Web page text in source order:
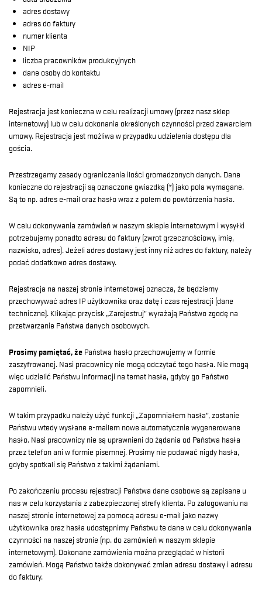
adres dostawy
adres do faktury
numer klienta
NIP
liczba pracowników produkcyjnych
dane osoby do kontaktu
adres e-mail
Rejestracja jest konieczna w celu realizacji umowy (przez nasz sklep
internetowy) lub w celu dokonania określonych czynności przed zawarciem
umowy. Rejestracja jest możliwa w przypadku udzielenia dostępu dla
gościa.
Przestrzegamy zasady ograniczania ilości gromadzonych danych. Dane
konieczne do rejestracji są oznaczone gwiazdką (*) jako pola wymagane.
Są to np. adres e-mail oraz hasło wraz z polem do powtórzenia hasła.
W celu dokonywania zamówień w naszym sklepie internetowym i wysyłki
potrzebujemy ponadto adresu do faktury (zwrot grzecznościowy, imię,
nazwisko, adres). Jeżeli adres dostawy jest inny niż adres do faktury, należy
podać dodatkowo adres dostawy.
Rejestracja na naszej stronie internetowej oznacza, że będziemy
przechowywać adres IP użytkownika oraz datę i czas rejestracji (dane
techniczne). Klikając przycisk „Zarejestruj” wyrażają Państwo zgodę na
przetwarzanie Państwa danych osobowych.
Prosimy pamiętać, że Państwa hasło przechowujemy w formie
zaszyfrowanej. Nasi pracownicy nie mogą odczytać tego hasła. Nie mogą
więc udzielić Państwu informacji na temat hasła, gdyby go Państwo
zapomnieli.
W takim przypadku należy użyć funkcji „Zapomniałem hasła”, zostanie
Państwu wtedy wysłane e-mailem nowe automatycznie wygenerowane
hasło. Nasi pracownicy nie są uprawnieni do żądania od Państwa hasła
przez telefon ani w formie pisemnej. Prosimy nie podawać nigdy hasła,
gdyby spotkali się Państwo z takimi żądaniami.
Po zakończeniu procesu rejestracji Państwa dane osobowe są zapisane u
nas w celu korzystania z zabezpieczonej strefy klienta. Po zalogowaniu na
naszej stronie internetowej za pomocą adresu e-mail jako nazwy
użytkownika oraz hasła udostępnimy Państwu te dane w celu dokonywania
czynności na naszej stronie (np. do zamówień w naszym sklepie
internetowym). Dokonane zamówienia można przeglądać w historii
zamówień. Mogą Państwo także dokonywać zmian adresu dostawy i adresu
do faktury.